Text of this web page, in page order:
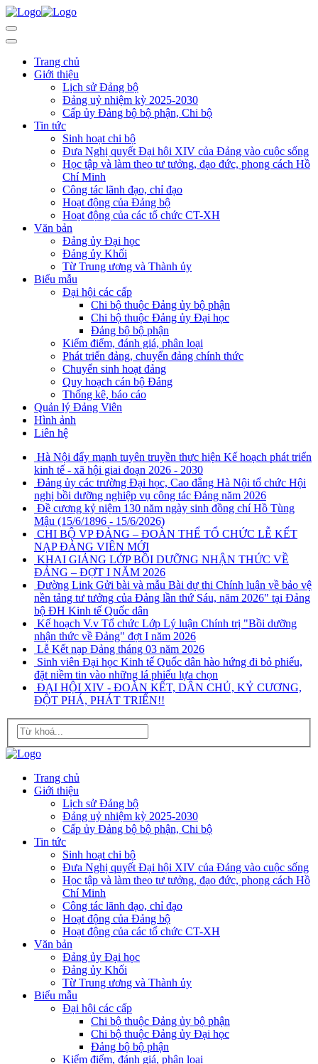
Trang chủ
Giới thiệu
Lịch sử Đảng bộ
Đảng uỷ nhiệm kỳ 2025-2030
Cấp ủy Đảng bộ bộ phận, Chi bộ
Tin tức
Sinh hoạt chi bộ
Đưa Nghị quyết Đại hội XIV của Đảng vào cuộc sống
Học tập và làm theo tư tưởng, đạo đức, phong cách Hồ
Chí Minh
Công tác lãnh đạo, chỉ đạo
Hoạt động của Đảng bộ
Hoạt động của các tổ chức CT-XH
Văn bản
Đảng ủy Đại học
Đảng ủy Khối
Từ Trung ương và Thành ủy
Biểu mẫu
Đại hội các cấp
Chi bộ thuộc Đảng ủy bộ phận
Chi bộ thuộc Đảng ủy Đại học
Đảng bộ bộ phận
Kiểm điểm, đánh giá, phân loại
Phát triển đảng, chuyển đảng chính thức
Chuyển sinh hoạt đảng
Quy hoạch cán bộ Đảng
Thống kê, báo cáo
Quản lý Đảng Viên
Hình ảnh
Liên hệ
Hà Nội đẩy mạnh tuyên truyền thực hiện Kế hoạch phát triển
kinh tế - xã hội giai đoạn 2026 - 2030
Đảng ủy các trường Đại học, Cao đẳng Hà Nội tổ chức Hội
nghị bồi dưỡng nghiệp vụ công tác Đảng năm 2026
Đề cương kỷ niệm 130 năm ngày sinh đồng chí Hồ Tùng
Mậu (15/6/1896 - 15/6/2026)
CHI BỘ VP ĐẢNG – ĐOÀN THỂ TỔ CHỨC LỄ KẾT
NẠP ĐẢNG VIÊN MỚI
KHAI GIẢNG LỚP BỒI DƯỠNG NHẬN THỨC VỀ
ĐẢNG – ĐỢT I NĂM 2026
Đường Link Gửi bài và mẫu Bài dự thi Chính luận về bảo vệ
nền tảng tư tưởng của Đảng lần thứ Sáu, năm 2026" tại Đảng
bộ ĐH Kinh tế Quốc dân
Kế hoạch V.v Tổ chức Lớp Lý luận Chính trị "Bồi dưỡng
nhận thức về Đảng" đợt I năm 2026
Lễ Kết nạp Đảng tháng 03 năm 2026
Sinh viên Đại học Kinh tế Quốc dân hào hứng đi bỏ phiếu,
đặt niềm tin vào những lá phiếu lựa chọn
ĐẠI HỘI XIV - ĐOÀN KẾT, DÂN CHỦ, KỶ CƯƠNG,
ĐỘT PHÁ, PHÁT TRIỂN!!
Trang chủ
Giới thiệu
Lịch sử Đảng bộ
Đảng uỷ nhiệm kỳ 2025-2030
Cấp ủy Đảng bộ bộ phận, Chi bộ
Tin tức
Sinh hoạt chi bộ
Đưa Nghị quyết Đại hội XIV của Đảng vào cuộc sống
Học tập và làm theo tư tưởng, đạo đức, phong cách Hồ
Chí Minh
Công tác lãnh đạo, chỉ đạo
Hoạt động của Đảng bộ
Hoạt động của các tổ chức CT-XH
Văn bản
Đảng ủy Đại học
Đảng ủy Khối
Từ Trung ương và Thành ủy
Biểu mẫu
Đại hội các cấp
Chi bộ thuộc Đảng ủy bộ phận
Chi bộ thuộc Đảng ủy Đại học
Đảng bộ bộ phận
Kiểm điểm, đánh giá, phân loại